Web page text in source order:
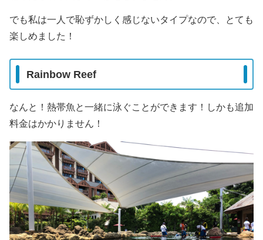
でも私は一人で恥ずかしく感じないタイプなので、とても
楽しめました！
Rainbow Reef
なんと！熱帯魚と一緒に泳ぐことができます！しかも追加
料金はかかりません！